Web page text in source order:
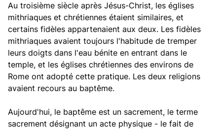
Au troisième siècle après Jésus-Christ, les églises
mithriaques et chrétiennes étaient similaires, et
certains fidèles appartenaient aux deux. Les fidèles
mithriaques avaient toujours l'habitude de tremper
leurs doigts dans l'eau bénite en entrant dans le
temple, et les églises chrétiennes des environs de
Rome ont adopté cette pratique. Les deux religions
avaient recours au baptême.
Aujourd'hui, le baptême est un sacrement, le terme
sacrement désignant un acte physique - le fait de